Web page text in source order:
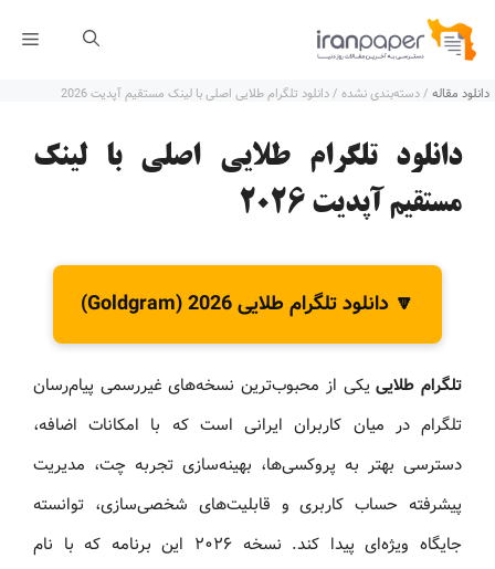
پرش
محتوا
دانلود مقاله / دسته‌بندی نشده /دانلود تلگرام طلایی اصلی با لینک مستقیم آپدیت 2026
دانلود تلگرام طلایی اصلی با لینک
مستقیم آپدیت 2026
🔽 دانلود تلگرام طلایی 2026 (Goldgram)
تلگرام طلایییکی از محبوب‌ترین نسخه‌های غیررسمی پیام‌رسان
تلگرام در میان کاربران ایرانی است که با امکانات اضافه،
دسترسی بهتر به پروکسی‌ها، بهینه‌سازی تجربه چت، مدیریت
پیشرفته حساب کاربری و قابلیت‌های شخصی‌سازی، توانسته
جایگاه ویژه‌ای پیدا کند. نسخه ۲۰۲۶ این برنامه که با نام